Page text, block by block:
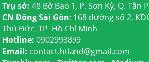
Trụ sở: 48 Bờ Bao 1, P. Sơn Kỳ, Q. Tân
CN Đông Sài Gòn: 168 đường số 2,
Thủ Đức, TP. Hồ Chí Minh
Hotline: 0902993899
Email: contact.htland@gmail.com